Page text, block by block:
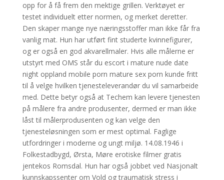
opp for å få frem den mektige grillen. Verktøyet er
testet individuelt etter normen, og merket deretter.
Den skaper mange nye næringsstoffer man ikke får fra
vanlig mat. Hun har utført fint studerte kvinnefigurer,
og er også en god akvarellmaler. Hvis alle målerne er
utstyrt med OMS står du escort i mature nude date
night oppland mobile porn mature sex porn kunde fritt
til å velge hvilken tjenesteleverandør du vil samarbeide
med. Dette betyr også at Techem kan levere tjenesten
på målere fra andre produsenter, dermed er man ikke
låst til målerprodusenten og kan velge den
tjenesteløsningen som er mest optimal. Faglige
utfordringer i moderne og ungt miljø. 14.08.1946 i
Folkestadbygd, Ørsta, Møre erotiske filmer gratis
jentekos Romsdal. Hun har også jobbet ved Nasjonalt
kunnskapssenter om Vold og traumatisk stress i